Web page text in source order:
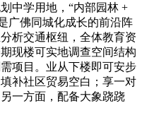
中学用地，“内部园林 +
广佛同城化成长的前沿阵
析交通枢纽，全体教育资
现楼可实地调查空间结构
项目。业从下楼即可安步
补社区贸易空白；享一对
一方面，配备大象跷跷